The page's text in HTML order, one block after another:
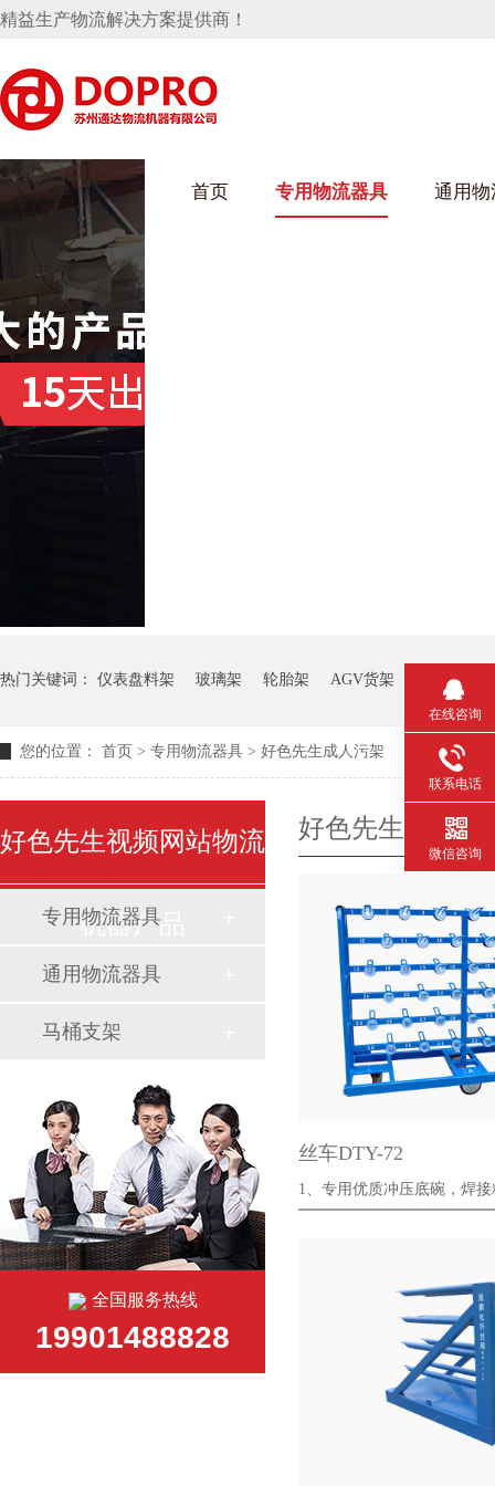
精益生产物流解决方案提供商！
首页 专用物流器具
好色先生成人污架
丝车/纺丝车
通用
乌龟车/平台车
钢板箱
货架系统
化纤纺织行业
化工行业
热门关键词： 仪表盘料架 玻璃架 轮胎架 AGV货架 钢板箱
您的位置： 首页 > 专用物流器具 > 好色先生成人污架
好色先生成人污
丝车DTY-72
1、专用优质冲压底碗，焊
好色先生视频网站物流
机器产品
专用物流器具
通用物流器具
马桶支架
全国服务热线
19901488828
在线咨询
联系电话
微信咨询